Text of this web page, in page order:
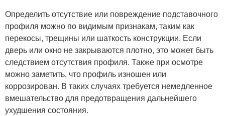
Определить отсутствие или повреждение подставочного
профиля можно по видимым признакам, таким как
перекосы, трещины или шаткость конструкции. Если
дверь или окно не закрываются плотно, это может быть
следствием отсутствия профиля. Также при осмотре
можно заметить, что профиль изношен или
коррозирован. В таких случаях требуется немедленное
вмешательство для предотвращения дальнейшего
ухудшения состояния.